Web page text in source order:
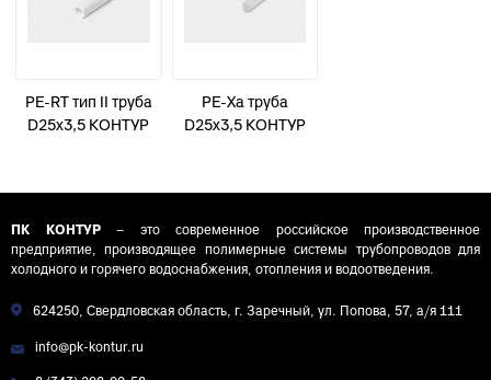
PE-RT тип II труба
D25х3,5 КОНТУР
PE-Xa труба
D25х3,5 КОНТУР
ПК КОНТУР– это современное российское производственное
предприятие, производящее полимерные системы трубопроводов для
холодного и горячего водоснабжения, отопления и водоотведения.
624250, Свердловская область, г. Заречный, ул. Попова, 57, а/я 111
info@pk-kontur.ru